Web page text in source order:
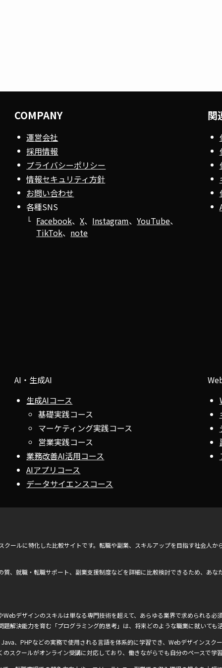
COMPANY
運営会社
採用情報
プライバシーポリシー
情報セキュリティ方針
お問い合わせ
各種SNS
Facebook、X、 Instagram、YouTube、
TikTok、 note
関
AI・生成AI
生成AIコース
基礎実践コース
マーケティング実践コース
営業実践コース
業務改善AI活用コース
AIアプリコース
データサイエンスコース
ールに特化した比較サイトです。転職や副業、スキルアップを目指す社会人
、就職・転職サポート、副業支援制度などを詳細に比較検討できるため、あ
デザインのスキルは単なる専門技術を超えて、あらゆる業界で求められる
解決能力を育む「プログラミング的思考」は、将来どのような職業に就いても
、PHPなどの実務で使用される言語を体系的に学習でき、Webデザインスク
スクールがオンライン受講に対応しており、働きながらでも自分のペースで学